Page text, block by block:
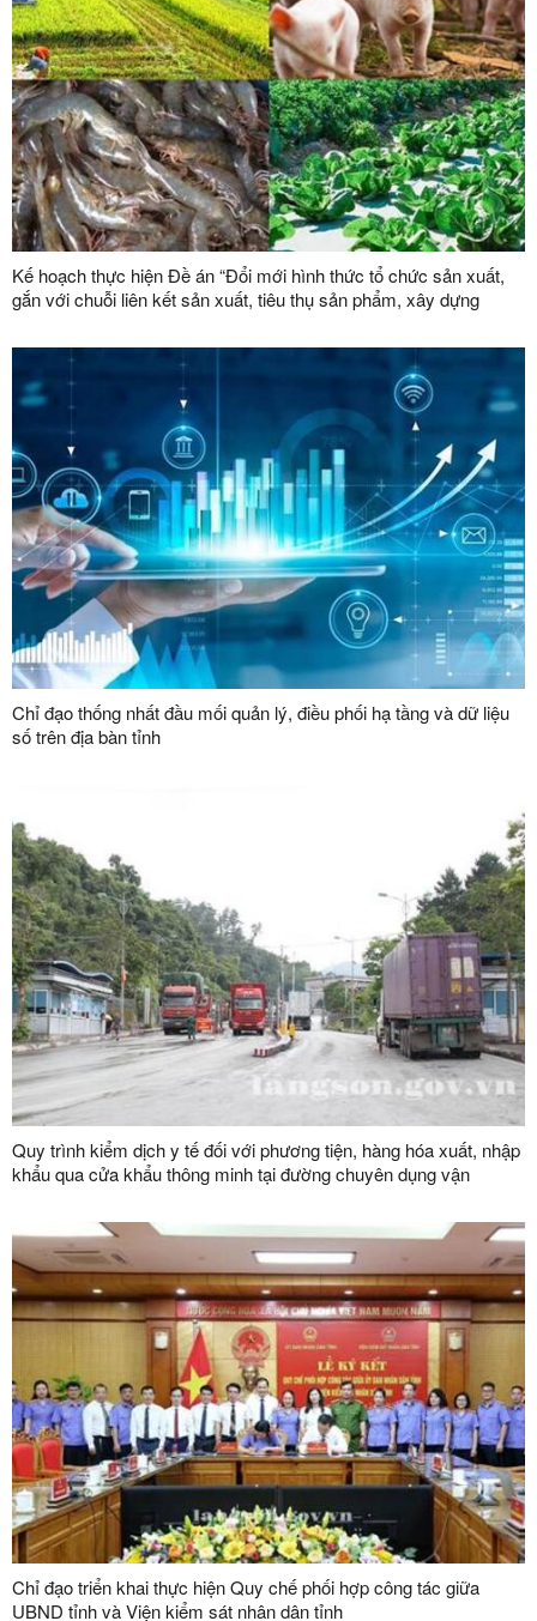
Kế hoạch thực hiện Đề án “Đổi mới hình thức tổ chức sản xuất,
gắn với chuỗi liên kết sản xuất, tiêu thụ sản phẩm, xây dựng
2030”
Chỉ đạo thống nhất đầu mối quản lý, điều phối hạ tầng và dữ liệu
số trên địa bàn tỉnh
Quy trình kiểm dịch y tế đối với phương tiện, hàng hóa xuất, nhập
khẩu qua cửa khẩu thông minh tại đường chuyên dụng vận
dụng vận chuyển hàng hoá khu vực mốc 1088/2-1089 thuộc cặp
cửa khẩu quốc tế Hữu Nghị (Việt Nam) - Hữu Nghị Quan (Trung
Quốc)
Chỉ đạo triển khai thực hiện Quy chế phối hợp công tác giữa
UBND tỉnh và Viện kiểm sát nhân dân tỉnh